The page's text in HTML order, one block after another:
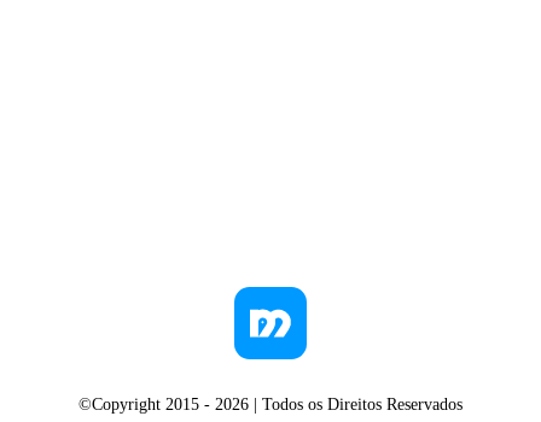
©Copyright 2015 - 2026 | Todos os Direitos Reservados